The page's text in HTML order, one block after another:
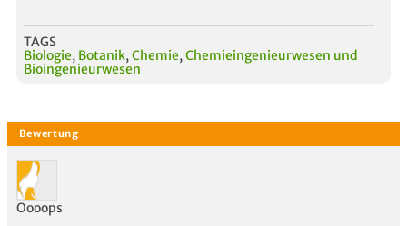
TAGS
Biologie, Botanik, Chemie, Chemieingenieurwesen und
Bioingenieurwesen
Oooops